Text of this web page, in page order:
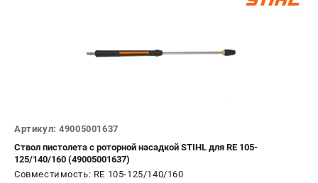
Артикул: 49005001637
Ствол пистолета с роторной насадкой STIHL для RE 105-
125/140/160 (49005001637)
Совместимость: RE 105-125/140/160